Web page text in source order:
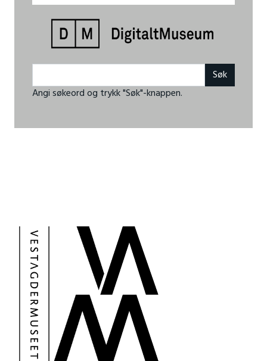
Angi søkeord og trykk "Søk"-knappen.